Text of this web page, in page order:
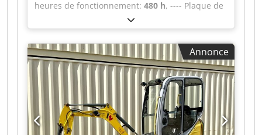
heures de fonctionnement: 480 h, ---- Plaque de
nivellement Cedpfxezqybms Antoha Chenilles en
caoutchouc MS01 Powertilt avec crochet de
levage ! Radio
Annonce